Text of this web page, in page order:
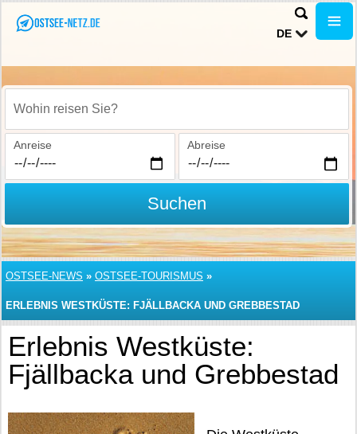
DE
Wohin reisen Sie?
Anreise Abreise
Suchen
OSTSEE-NEWS » OSTSEE-TOURISMUS »
ERLEBNIS WESTKÜSTE: FJÄLLBACKA UND GREBBESTAD
Erlebnis Westküste:
Fjällbacka und Grebbestad